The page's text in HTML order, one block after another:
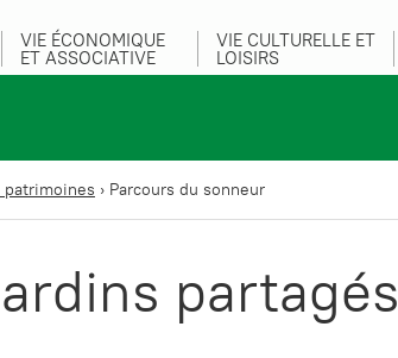
VIE ÉCONOMIQUE
ET ASSOCIATIVE
VIE CULTURELLE ET
LOISIRS
patrimoines › Parcours du sonneur
partagés